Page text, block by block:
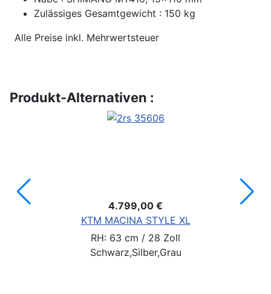
Zulässiges Gesamtgewicht : 150 kg
Alle Preise inkl. Mehrwertsteuer
Produkt-Alternativen :
4.799,00 €
KTM MACINA STYLE XL
RH: 63 cm / 28 Zoll
Schwarz,Silber,Grau